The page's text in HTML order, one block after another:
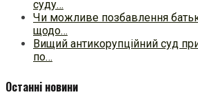
суду…
Чи можливе позбавлення
щодо…
Вищий антикорупційний суд
по…
Останні новини